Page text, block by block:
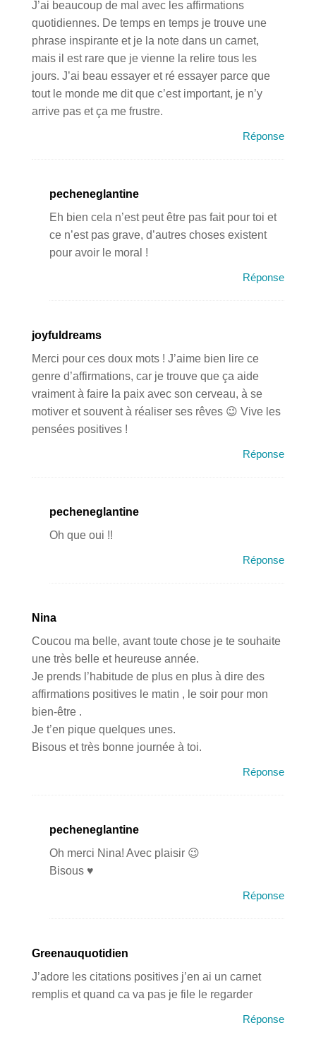
J’ai beaucoup de mal avec les affirmations
quotidiennes. De temps en temps je trouve une
phrase inspirante et je la note dans un carnet,
mais il est rare que je vienne la relire tous les
jours. J’ai beau essayer et ré essayer parce que
tout le monde me dit que c’est important, je n’y
arrive pas et ça me frustre.
Réponse
pecheneglantine
Eh bien cela n’est peut être pas fait pour toi et
ce n’est pas grave, d’autres choses existent
pour avoir le moral !
Réponse
joyfuldreams
Merci pour ces doux mots ! J’aime bien lire ce
genre d’affirmations, car je trouve que ça aide
vraiment à faire la paix avec son cerveau, à se
motiver et souvent à réaliser ses rêves 😉 Vive les
pensées positives !
Réponse
pecheneglantine
Oh que oui !!
Réponse
Nina
Coucou ma belle, avant toute chose je te souhaite
une très belle et heureuse année.
Je prends l’habitude de plus en plus à dire des
affirmations positives le matin , le soir pour mon
bien-être .
Je t’en pique quelques unes.
Bisous et très bonne journée à toi.
Réponse
pecheneglantine
Oh merci Nina! Avec plaisir 😉
Bisous ♥
Réponse
Greenauquotidien
J’adore les citations positives j’en ai un carnet
remplis et quand ca va pas je file le regarder
Réponse